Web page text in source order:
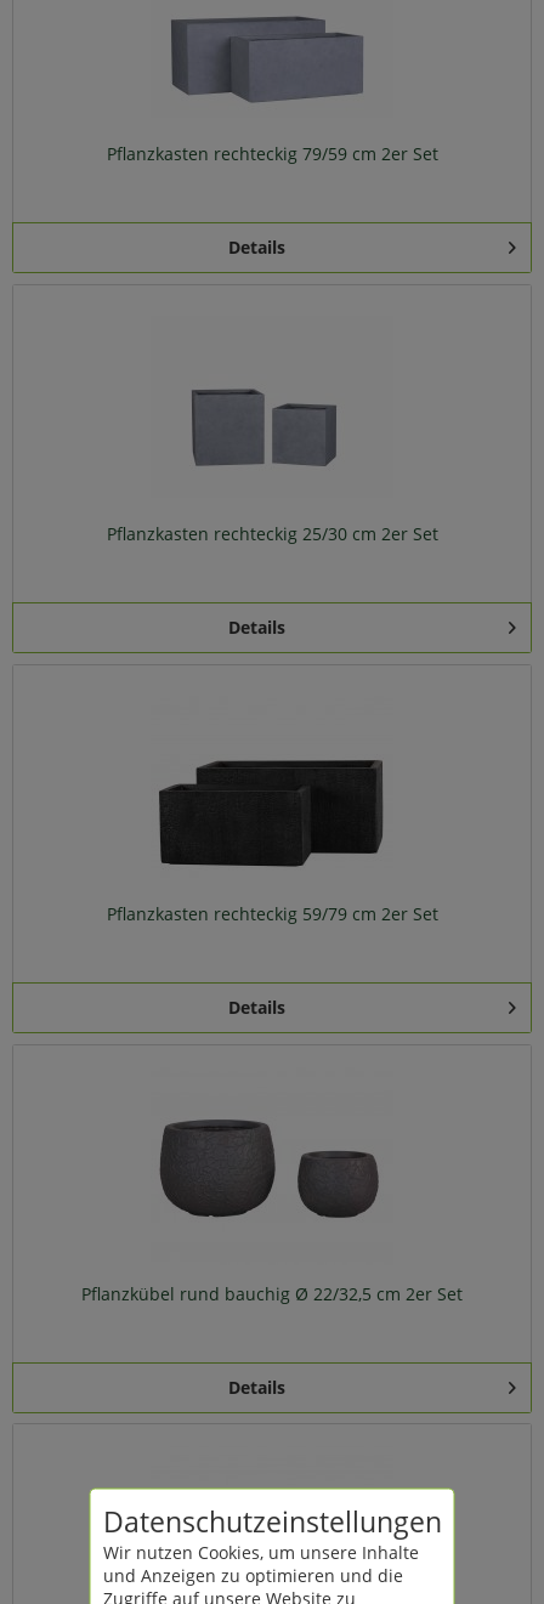
Pflanzkasten rechteckig 79/59 cm 2er Set
Details
Pflanzkasten rechteckig 25/30 cm 2er Set
Details
Pflanzkasten rechteckig 59/79 cm 2er Set
Details
Pflanzkübel rund bauchig Ø 22/32,5 cm 2er Set
Details
Datenschutzeinstellungen
Wir nutzen Cookies, um unsere Inhalte
und Anzeigen zu optimieren und die
Zugriffe auf unsere Website zu